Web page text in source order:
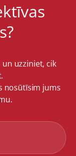
uzziniet, cik
nosūtīsim jums